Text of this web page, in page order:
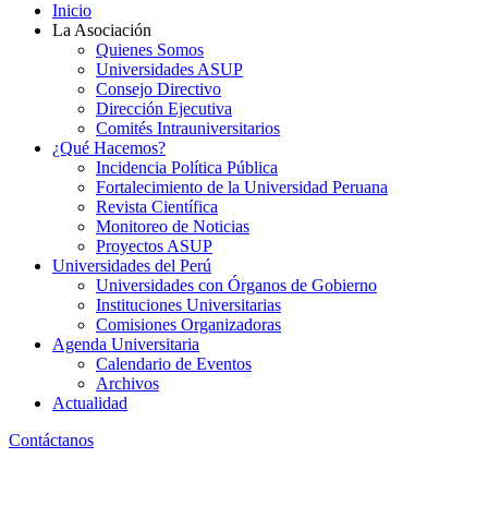
Inicio
La Asociación
Quienes Somos
Universidades ASUP
Consejo Directivo
Dirección Ejecutiva
Comités Intrauniversitarios
¿Qué Hacemos?
Incidencia Política Pública
Fortalecimiento de la Universidad Peruana
Revista Científica
Monitoreo de Noticias
Proyectos ASUP
Universidades del Perú
Universidades con Órganos de Gobierno
Instituciones Universitarias
Comisiones Organizadoras
Agenda Universitaria
Calendario de Eventos
Archivos
Actualidad
Contáctanos